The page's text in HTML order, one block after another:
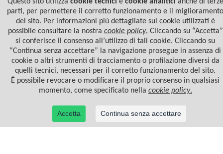
LA RELIGIONE BUDDHISTA
Questo sito utilizza cookie tecnicie cookie analiticianche di terze
parti, per permettere il corretto funzionamento e il miglioramento
del sito. Per informazioni più dettagliate sui cookie utilizzati è
possibile consultare la nostra cookie policy. Cliccando su “Accetta”
si conferisce il consenso all’utilizzo di tali cookie. Cliccando su
“Continua senza accettare” la navigazione prosegue in assenza di
cookie o altri strumenti di tracciamento o profilazione diversi da
quelli tecnici, necessari per il corretto funzionamento del sito.
È possibile revocare o modificare il proprio consenso in qualsiasi
momento, come specificato nella cookie policy.
Accetta Continua senza accettare